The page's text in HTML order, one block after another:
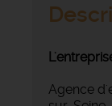
Agence